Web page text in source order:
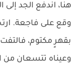
هنا، اندفع الجد
وقع على فاجعة.
بقهرٍ مكتوم،
وعيناه تتسعان من